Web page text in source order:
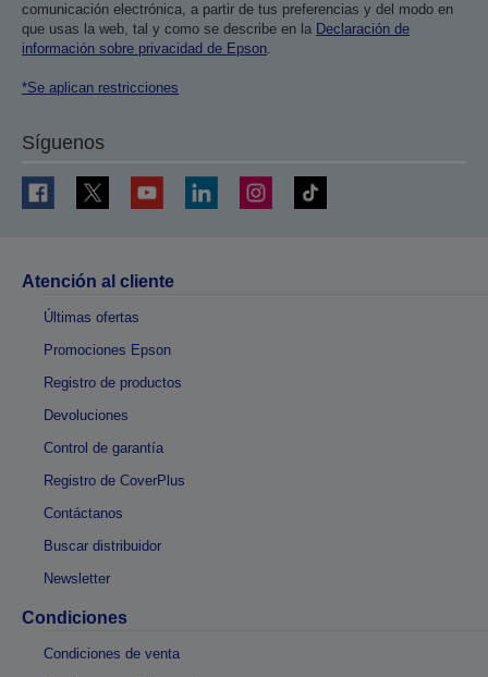
comunicación electrónica, a partir de tus preferencias y del modo en
que usas la web, tal y como se describe en la Declaración de
información sobre privacidad de Epson.
*Se aplican restricciones
Síguenos
Atención al cliente
Últimas ofertas
Promociones Epson
Registro de productos
Devoluciones
Control de garantía
Registro de CoverPlus
Contáctanos
Buscar distribuidor
Newsletter
Condiciones
Condiciones de venta